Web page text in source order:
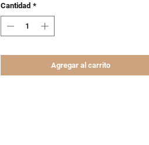
Cantidad *
Agregar al carrito